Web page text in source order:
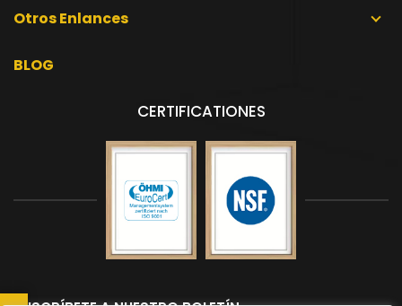
Otros Enlances
BLOG
CERTIFICATIONES